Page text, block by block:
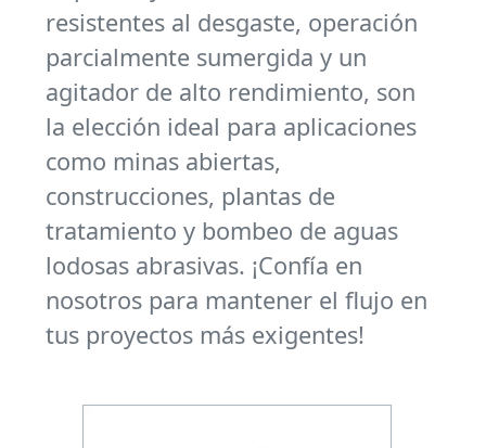
resistentes al desgaste, operación
parcialmente sumergida y un
agitador de alto rendimiento, son
la elección ideal para aplicaciones
como minas abiertas,
construcciones, plantas de
tratamiento y bombeo de aguas
lodosas abrasivas. ¡Confía en
nosotros para mantener el flujo en
tus proyectos más exigentes!